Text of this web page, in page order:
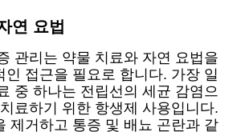
연 요법
관리는 약물 치료와 자연 요법을
인 접근을 필요로 합니다. 가장 일
중 하나는 전립선의 세균 감염으
료하기 위한 항생제 사용입니다.
제거하고 통증 및 배뇨 곤란과 같